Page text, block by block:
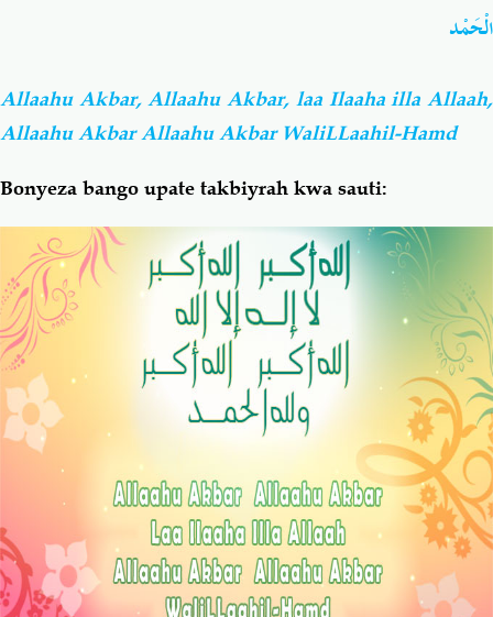
الْحَمْد
Allaahu Akbar, Allaahu Akbar, laa Ilaaha illa Allaah,
Allaahu Akbar Allaahu Akbar WaliLLaahil-Hamd
Bonyeza bango upate takbiyrah kwa sauti: